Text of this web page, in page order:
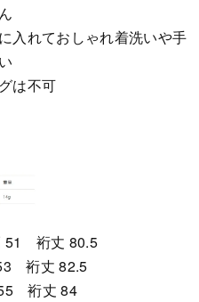
入れておしゃれ着洗いや手
は不可
裄丈 80.5
裄丈 82.5
裄丈 84